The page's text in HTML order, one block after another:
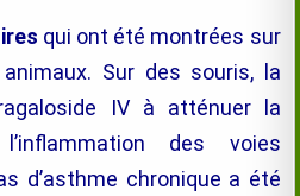
qui ont été montrées sur
Sur des souris, la
IV à atténuer la
des voies
d’asthme chronique a été